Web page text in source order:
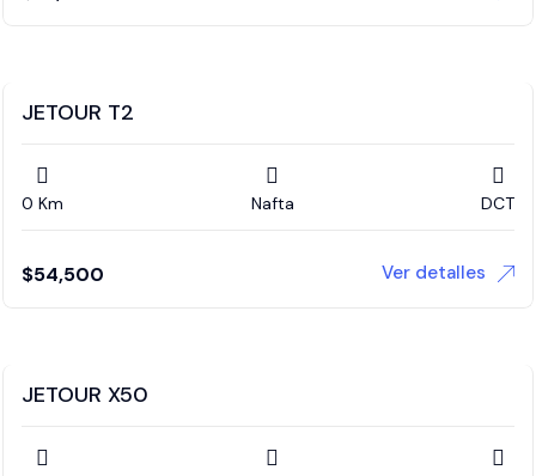
JETOUR T2
0 Km Nafta DCT
$54,500 Ver detalles
JETOUR X50